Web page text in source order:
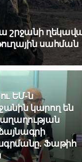
շրջանի
սահման
ԵՄ-ն
կարող են
Ֆաթիհ